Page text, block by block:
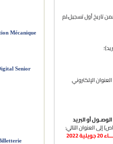
شغل مسلمة من قبل مكتب التشغيل والعمل المستقل بالنسبة لمن تجاوز سنه 40 سنة في تاريخ 01 جانفي 2022 تتضمن تاريخ أول تسجيل،لم
الإلكتروني
أو البريد
إلى العنوان التالي:
2022
Mécanique
Senior